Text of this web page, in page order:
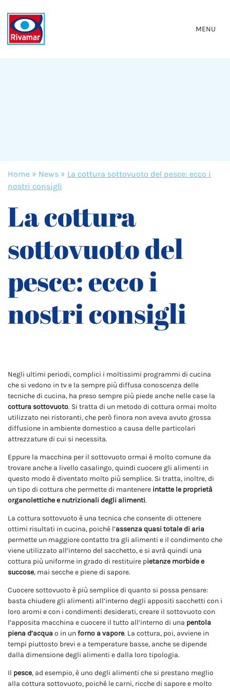
MENU
Home » News » La cottura sottovuoto del pesce: ecco i
nostri consigli
La cottura
sottovuoto del
pesce: ecco i
nostri consigli
Negli ultimi periodi, complici i moltissimi programmi di cucina
che si vedono in tv e la sempre più diffusa conoscenza delle
tecniche di cucina, ha preso sempre più piede anche nelle case la
cottura sottovuoto. Si tratta di un metodo di cottura ormai molto
utilizzato nei ristoranti, che però finora non aveva avuto grossa
diffusione in ambiente domestico a causa delle particolari
attrezzature di cui si necessita.
Eppure la macchina per il sottovuoto ormai è molto comune da
trovare anche a livello casalingo, quindi cuocere gli alimenti in
questo modo è diventato molto più semplice. Si tratta, inoltre, di
un tipo di cottura che permette di mantenere intatte le proprietà
organolettiche e nutrizionali degli alimenti.
La cottura sottovuoto è una tecnica che consente di ottenere
ottimi risultati in cucina, poiché l’assenza quasi totale di aria
permette un maggiore contatto tra gli alimenti e il condimento che
viene utilizzato all’interno del sacchetto, e si avrà quindi una
cottura più uniforme in grado di restituire pietanze morbide e
succose, mai secche e piene di sapore.
Cuocere sottovuoto è più semplice di quanto si possa pensare:
basta chiudere gli alimenti all’interno degli appositi sacchetti con i
loro aromi e con i condimenti desiderati, creare il sottovuoto con
l’apposita macchina e cuocere il tutto all’interno di una pentola
piena d’acquao in unforno a vapore. La cottura, poi, avviene in
tempi piuttosto brevi e a temperature basse, anche se dipende
dalla dimensione degli alimenti e dalla loro tipologia.
Il pesce, ad esempio, è uno degli alimenti che si prestano meglio
alla cottura sottovuoto, poiché le carni, ricche di sapore e molto